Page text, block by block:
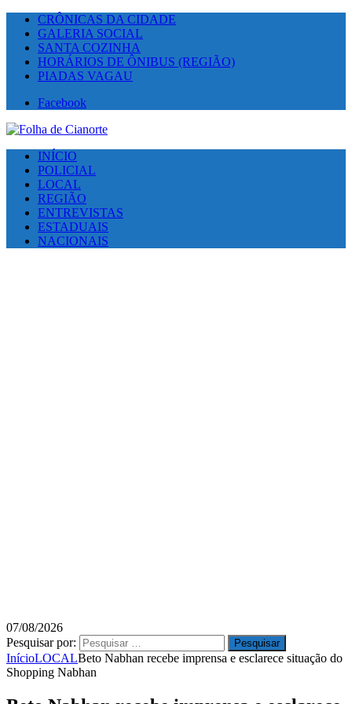
CRÔNICAS DA CIDADE
GALERIA SOCIAL
SANTA COZINHA
HORÁRIOS DE ÔNIBUS (REGIÃO)
PIADAS VAGAU
Facebook
INÍCIO
POLICIAL
LOCAL
REGIÃO
ENTREVISTAS
ESTADUAIS
NACIONAIS
07/08/2026
Pesquisar por:
InícioLOCALBeto Nabhan recebe imprensa e esclarece situação do
Shopping Nabhan